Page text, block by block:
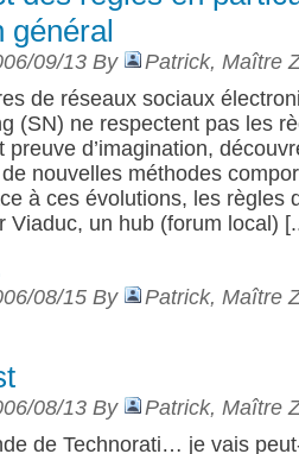
général
09/13 By
Patrick, Maître
de réseaux sociaux
(SN) ne respectent pas les
preuve d’imagination,
nouvelles méthodes
à ces évolutions, les règles
Viaduc, un hub (forum local)
08/15 By
Patrick, Maître
08/13 By
Patrick, Maître
de Technorati… je vais